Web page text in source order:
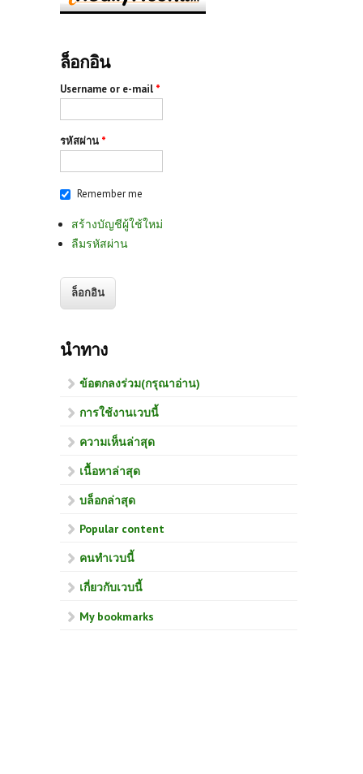
ล็อกอิน
Username or e-mail *
รหัสผ่าน *
Remember me
สร้างบัญชีผู้ใช้ใหม่
ลืมรหัสผ่าน
นำทาง
ข้อตกลงร่วม(กรุณาอ่าน)
การใช้งานเวบนี้
ความเห็นล่าสุด
เนื้อหาล่าสุด
บล็อกล่าสุด
Popular content
คนทำเวบนี้
เกี่ยวกับเวบนี้
My bookmarks